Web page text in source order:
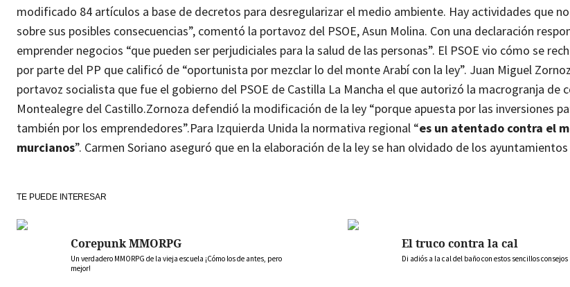
modificado 84 artículos a base de decretos para desregularizar el medio ambiente. Hay actividades que
sobre sus posibles consecuencias”, comentó la portavoz del PSOE, Asun Molina. Con una declaración
emprender negocios “que pueden ser perjudiciales para la salud de las personas”. El PSOE vio cómo se
por parte del PP que calificó de “oportunista por mezclar lo del monte Arabí con la ley”. Juan Miguel
portavoz socialista que fue el gobierno del PSOE de Castilla La Mancha el que autorizó la macrogranja de
Montealegre del Castillo.Zornoza defendió la modificación de la ley “porque apuesta por las inversiones
también por los emprendedores”.Para Izquierda Unida la normativa regional “es un atentado contra el
murcianos”. Carmen Soriano aseguró que en la elaboración de la ley se han olvidado de los
TE PUEDE INTERESAR
Corepunk MMORPG
Un verdadero MMORPG de la vieja escuela ¡Cómo los de antes, pero
mejor!
El truco contra la cal
Di adiós a la cal del baño con estos sencillos consejos